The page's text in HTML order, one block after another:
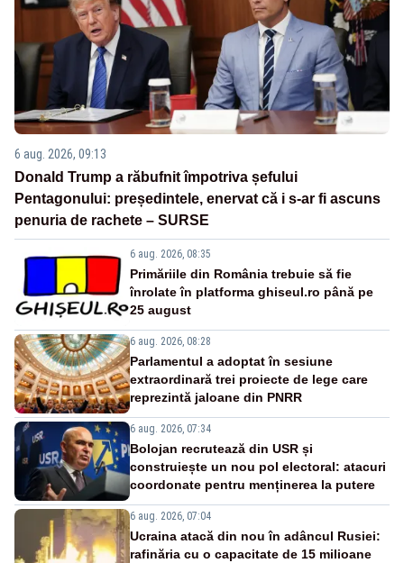
6 aug. 2026, 09:13
Donald Trump a răbufnit împotriva șefului
Pentagonului: președintele, enervat că i s-ar fi ascuns
penuria de rachete – SURSE
6 aug. 2026, 08:35
Primăriile din România trebuie să fie
înrolate în platforma ghiseul.ro până pe
25 august
6 aug. 2026, 08:28
Parlamentul a adoptat în sesiune
extraordinară trei proiecte de lege care
reprezintă jaloane din PNRR
6 aug. 2026, 07:34
Bolojan recrutează din USR și
construiește un nou pol electoral: atacuri
coordonate pentru menținerea la putere
6 aug. 2026, 07:04
Ucraina atacă din nou în adâncul Rusiei:
rafinăria cu o capacitate de 15 milioane